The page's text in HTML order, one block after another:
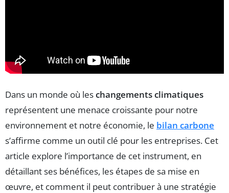
Dans un monde où leschangements climatiques
représentent une menace croissante pour notre
environnement et notre économie, le bilan carbone
s’affirme comme un outil clé pour les entreprises. Cet
article explore l’importance de cet instrument, en
détaillant ses bénéfices, les étapes de sa mise en
œuvre, et comment il peut contribuer à une stratégie